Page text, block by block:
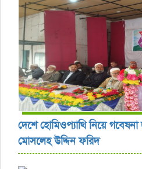
দেশে হোমিওপ্যাথি নিয়ে
মোসলেহ উদ্দিন ফরিদ